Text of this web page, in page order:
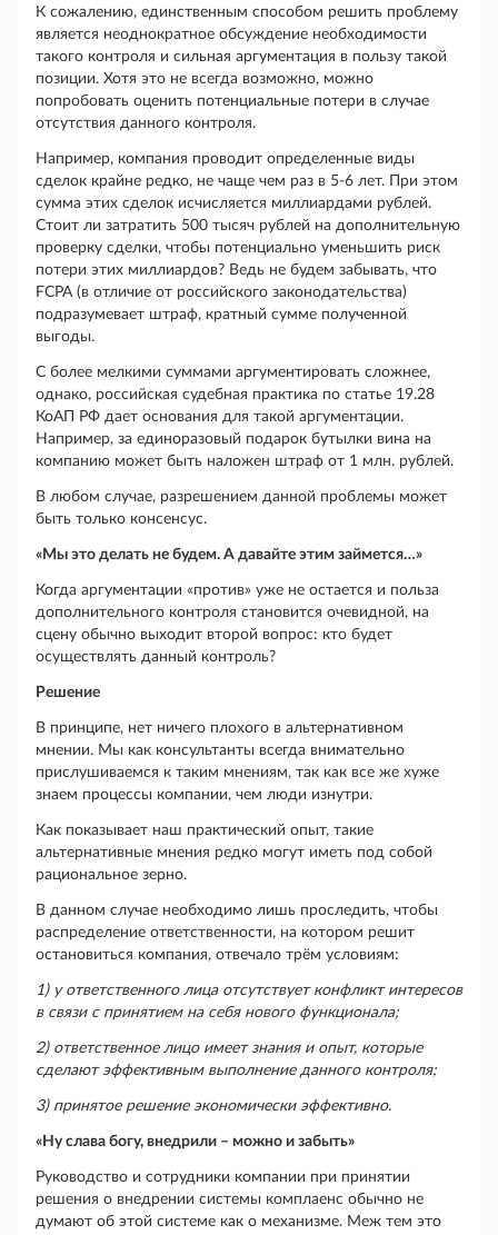
К сожалению, единственным способом решить проблему
является неоднократное обсуждение необходимости
такого контроля и сильная аргументация в пользу такой
позиции. Хотя это не всегда возможно, можно
попробовать оценить потенциальные потери в случае
отсутствия данного контроля.
Например, компания проводит определенные виды
сделок крайне редко, не чаще чем раз в 5-6 лет. При этом
сумма этих сделок исчисляется миллиардами рублей.
Стоит ли затратить 500 тысяч рублей на дополнительную
проверку сделки, чтобы потенциально уменьшить риск
потери этих миллиардов? Ведь не будем забывать, что
FCPA (в отличие от российского законодательства)
подразумевает штраф, кратный сумме полученной
выгоды.
С более мелкими суммами аргументировать сложнее,
однако, российская судебная практика по статье 19.28
КоАП РФ дает основания для такой аргументации.
Например, за единоразовый подарок бутылки вина на
компанию может быть наложен штраф от 1 млн. рублей.
В любом случае, разрешением данной проблемы может
быть только консенсус.
«Мы это делать не будем. А давайте этим займется…»
Когда аргументации «против» уже не остается и польза
дополнительного контроля становится очевидной, на
сцену обычно выходит второй вопрос: кто будет
осуществлять данный контроль?
Решение
В принципе, нет ничего плохого в альтернативном
мнении. Мы как консультанты всегда внимательно
прислушиваемся к таким мнениям, так как все же хуже
знаем процессы компании, чем люди изнутри.
Как показывает наш практический опыт, такие
альтернативные мнения редко могут иметь под собой
рациональное зерно.
В данном случае необходимо лишь проследить, чтобы
распределение ответственности, на котором решит
остановиться компания, отвечало трём условиям:
1) у ответственного лица отсутствует конфликт интересов
в связи с принятием на себя нового функционала;
2) ответственное лицо имеет знания и опыт, которые
сделают эффективным выполнение данного контроля;
3) принятое решение экономически эффективно.
«Ну слава богу, внедрили – можно и забыть»
Руководство и сотрудники компании при принятии
решения о внедрении системы комплаенс обычно не
думают об этой системе как о механизме. Меж тем это